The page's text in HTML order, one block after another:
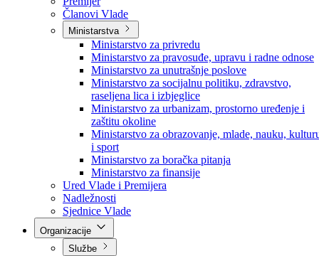
Vlada
Vlada BPK Goražde
Premijer
Članovi Vlade
Ministarstva
Ministarstvo za privredu
Ministarstvo za pravosuđe, upravu i radne odnose
Ministarstvo za unutrašnje poslove
Ministarstvo za socijalnu politiku, zdravstvo,
raseljena lica i izbjeglice
Ministarstvo za urbanizam, prostorno uređenje i
zaštitu okoline
Ministarstvo za obrazovanje, mlade, nauku,
i sport
Ministarstvo za boračka pitanja
Ministarstvo za finansije
Ured Vlade i Premijera
Nadležnosti
Sjednice Vlade